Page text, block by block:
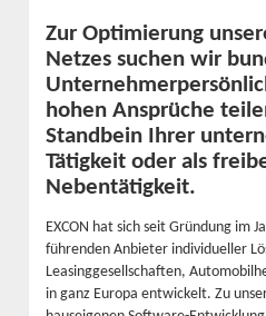
Zur Optimierung
Netzes suchen wir
hohen Ansprüche
Standbein Ihrer
Tätigkeit oder als
Nebentätigkeit.
EXCON hat sich seit Gründung im
führenden Anbieter individueller
Leasinggesellschaften,
in ganz Europa entwickelt. Zu